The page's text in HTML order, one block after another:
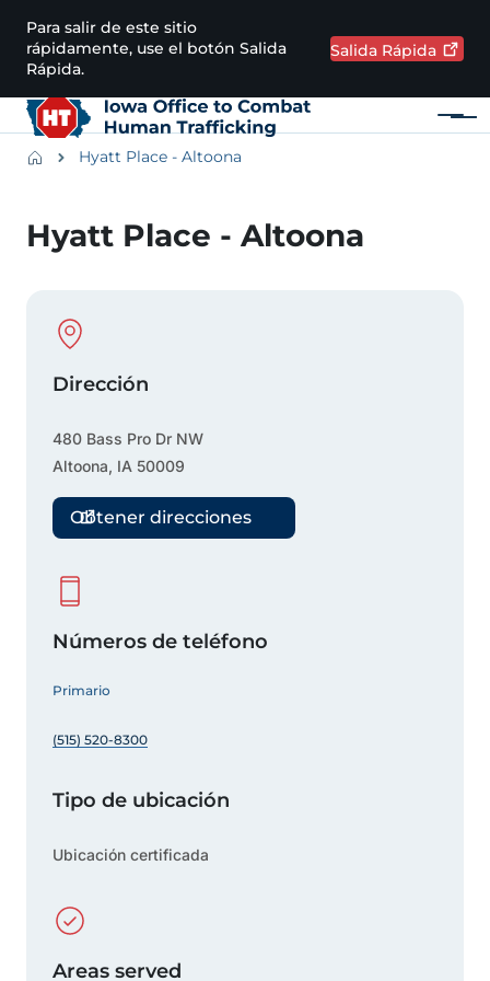
Pasar al contenido principal
Para salir de este sitio
rápidamente, use el botón Salida
Rápida.
Salida Rápida
Menú
BreadcrumbsHyatt Place - Altoona
Hyatt Place - Altoona
Physical Location
Dirección
480 Bass Pro Dr NW
Altoona, IA 50009
Obtener direcciones
Números de teléfono
Primario
(515) 520-8300
Tipo de ubicación
Ubicación certificada
Areas served